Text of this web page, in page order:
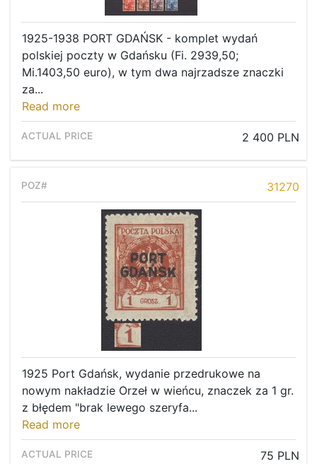
1925-1938 PORT GDAŃSK - komplet wydań
polskiej poczty w Gdańsku (Fi. 2939,50;
Mi.1403,50 euro), w tym dwa najrzadsze znaczki
za...
Read more
2 400 PLN
31270
1925 Port Gdańsk, wydanie przedrukowe na
nowym nakładzie Orzeł w wieńcu, znaczek za 1 gr.
z błędem "brak lewego szeryfa...
Read more
75 PLN